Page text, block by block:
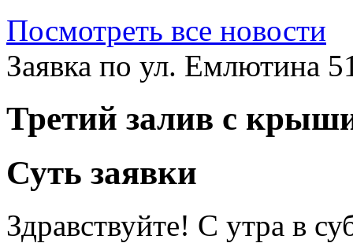
Посмотреть все новости
Заявка по ул. Емлютина
Третий залив с
Суть заявки
Здравствуйте! С утра в